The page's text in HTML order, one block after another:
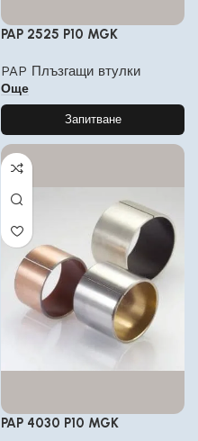
PAP 2525 P10 MGK
PAP Плъзгащи втулки
Още
Запитване
PAP 4030 P10 MGK